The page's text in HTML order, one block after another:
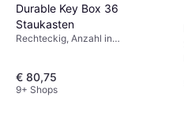
Durable Key Box 36
Staukasten
Rechteckig, Anzahl in
€ 80,75
9+ Shops